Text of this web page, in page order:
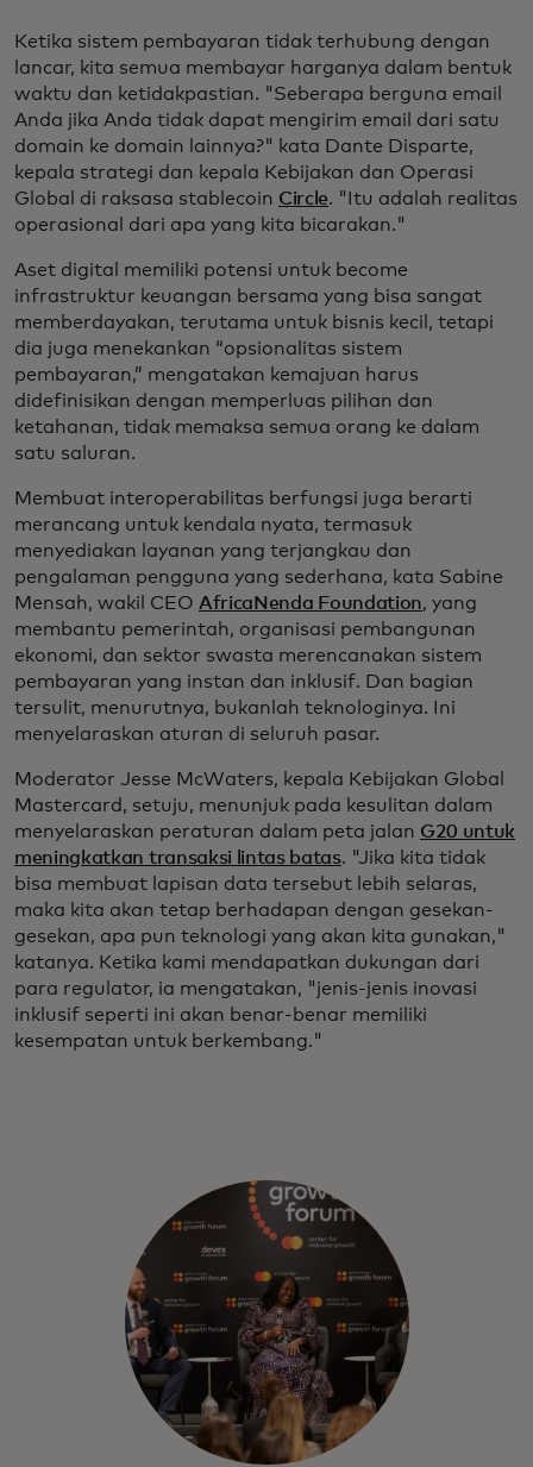
Ketika sistem pembayaran tidak terhubung dengan
lancar, kita semua membayar harganya dalam bentuk
waktu dan ketidakpastian. "Seberapa berguna email
Anda jika Anda tidak dapat mengirim email dari satu
domain ke domain lainnya?" kata Dante Disparte,
kepala strategi dan kepala Kebijakan dan Operasi
Global di raksasa stablecoin Circle. "Itu adalah realitas
operasional dari apa yang kita bicarakan."
Aset digital memiliki potensi untuk become
infrastruktur keuangan bersama yang bisa sangat
memberdayakan, terutama untuk bisnis kecil, tetapi
dia juga menekankan “opsionalitas sistem
pembayaran,” mengatakan kemajuan harus
didefinisikan dengan memperluas pilihan dan
ketahanan, tidak memaksa semua orang ke dalam
satu saluran.
Membuat interoperabilitas berfungsi juga berarti
merancang untuk kendala nyata, termasuk
menyediakan layanan yang terjangkau dan
pengalaman pengguna yang sederhana, kata Sabine
Mensah, wakil CEO AfricaNenda Foundation, yang
membantu pemerintah, organisasi pembangunan
ekonomi, dan sektor swasta merencanakan sistem
pembayaran yang instan dan inklusif. Dan bagian
tersulit, menurutnya, bukanlah teknologinya. Ini
menyelaraskan aturan di seluruh pasar.
Moderator Jesse McWaters, kepala Kebijakan Global
Mastercard, setuju, menunjuk pada kesulitan dalam
menyelaraskan peraturan dalam peta jalan G20 untuk
meningkatkan transaksi lintas batas. "Jika kita tidak
bisa membuat lapisan data tersebut lebih selaras,
maka kita akan tetap berhadapan dengan gesekan-
gesekan, apa pun teknologi yang akan kita gunakan,"
katanya. Ketika kami mendapatkan dukungan dari
para regulator, ia mengatakan, "jenis-jenis inovasi
inklusif seperti ini akan benar-benar memiliki
kesempatan untuk berkembang."